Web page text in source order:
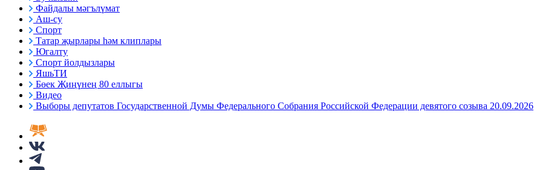
Файдалы мәгълүмат
Аш-су
Спорт
Татар җырлары һәм клиплары
Югалту
Спорт йолдызлары
ЯшьТИ
Бөек Җиңүнең 80 еллыгы
Видео
Выборы депутатов Государственной Думы Федерального Собрания Российской Федерации девятого созыва 20.09.2026